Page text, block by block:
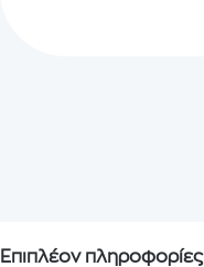
Επιπλέον πληροφορίες